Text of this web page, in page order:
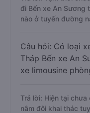
đi Bến xe An Sương
nào ở tuyến đường
Câu hỏi: Có loại
Tháp Bến xe An
xe limousine
Trả lời: Hiện tại
nằm đôi khai thác